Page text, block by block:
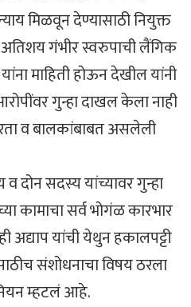
मिळवून देण्यासाठी नियुक्त
गंभीर स्वरुपाची लैंगिक
माहिती होऊन देखील यांनी
गुन्हा दाखल केला नाही
व बालकांबाबत असलेली
दोन सदस्य यांच्यावर गुन्हा
कामाचा सर्व भोगंळ कारभार
यांची येथुन हकालपट्टी
संशोधनाचा विषय ठरला
म्हटलं आहे.